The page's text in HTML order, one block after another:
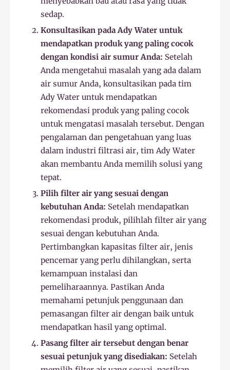
sedap.
Konsultasikan pada Ady Water untuk
mendapatkan produk yang paling cocok
dengan kondisi air sumur Anda: Setelah
Anda mengetahui masalah yang ada dalam
air sumur Anda, konsultasikan pada tim
Ady Water untuk mendapatkan
rekomendasi produk yang paling cocok
untuk mengatasi masalah tersebut. Dengan
pengalaman dan pengetahuan yang luas
dalam industri filtrasi air, tim Ady Water
akan membantu Anda memilih solusi yang
tepat.
Pilih filter air yang sesuai dengan
kebutuhan Anda: Setelah mendapatkan
rekomendasi produk, pilihlah filter air yang
sesuai dengan kebutuhan Anda.
Pertimbangkan kapasitas filter air, jenis
pencemar yang perlu dihilangkan, serta
kemampuan instalasi dan
pemeliharaannya. Pastikan Anda
memahami petunjuk penggunaan dan
pemasangan filter air dengan baik untuk
mendapatkan hasil yang optimal.
Pasang filter air tersebut dengan benar
sesuai petunjuk yang disediakan: Setelah